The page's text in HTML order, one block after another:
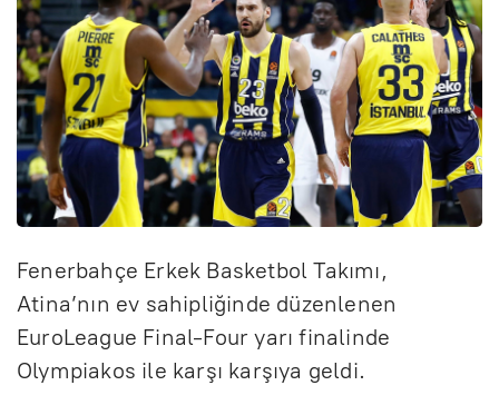
Fenerbahçe Erkek Basketbol Takımı,
Atina’nın ev sahipliğinde düzenlenen
EuroLeague Final-Four yarı finalinde
Olympiakos ile karşı karşıya geldi.